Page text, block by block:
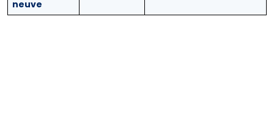
neuve